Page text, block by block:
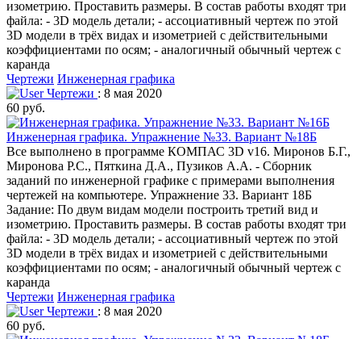
изометрию. Проставить размеры. В состав работы входят три
файла: - 3D модель детали; - ассоциативный чертеж по этой
3D модели в трёх видах и изометрией с действительными
коэффициентами по осям; - аналогичный обычный чертеж с
каранда
Чертежи Инженерная графика
Чертежи : 8 мая 2020
60 руб.
Инженерная графика. Упражнение №33. Вариант №18Б
Все выполнено в программе КОМПАС 3D v16. Миронов Б.Г.,
Миронова Р.С., Пяткина Д.А., Пузиков А.А. - Сборник
заданий по инженерной графике с примерами выполнения
чертежей на компьютере. Упражнение 33. Вариант 18Б
Задание: По двум видам модели построить третий вид и
изометрию. Проставить размеры. В состав работы входят три
файла: - 3D модель детали; - ассоциативный чертеж по этой
3D модели в трёх видах и изометрией с действительными
коэффициентами по осям; - аналогичный обычный чертеж с
каранда
Чертежи Инженерная графика
Чертежи : 8 мая 2020
60 руб.